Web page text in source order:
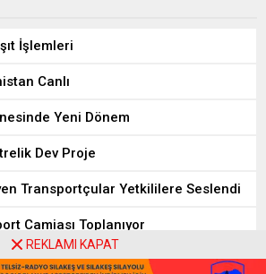
İşlemleri
Canlı
Yeni Dönem
Dev Proje
Transportçular Yetkililere Seslendi
Camiası Toplanıyor
REKLAMI KAPAT